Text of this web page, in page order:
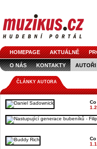
HOMEPAGE AKTUÁLNĚ
O NÁS KONTAKTY AUTOŘI
LOGO KE STAŽENÍ
ČLÁNKY AUTORA